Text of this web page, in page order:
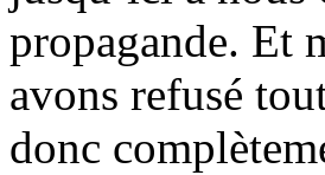
propagande. Et
avons refusé
donc